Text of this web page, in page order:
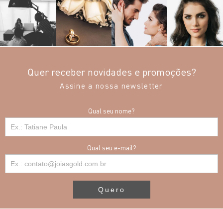
Quer receber novidades e promoções?
Assine a nossa newsletter
Qual seu nome?
Qual seu e-mail?
Quero